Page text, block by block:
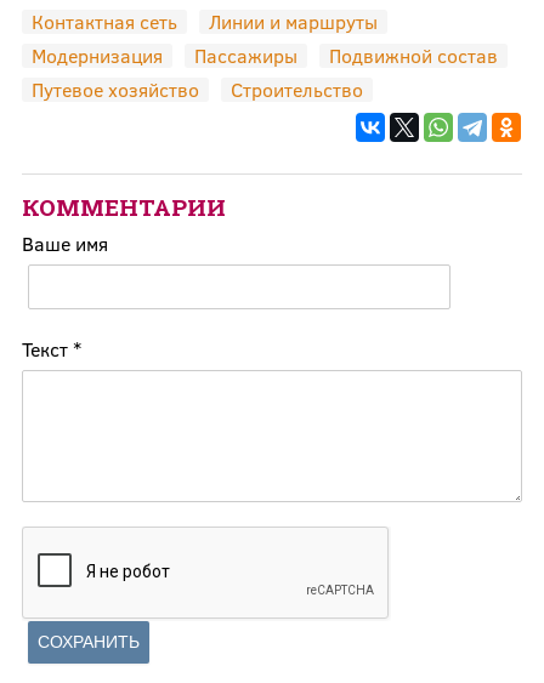
Контактная сеть
Линии и маршруты
Модернизация
Пассажиры
Подвижной состав
Путевое хозяйство
Строительство
КОММЕНТАРИИ
Ваше имя
Текст *